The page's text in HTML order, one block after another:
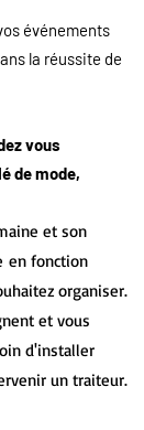
événements
la réussite de
vous
de mode,
et son
en fonction
organiser.
et vous
d'installer
un traiteur.